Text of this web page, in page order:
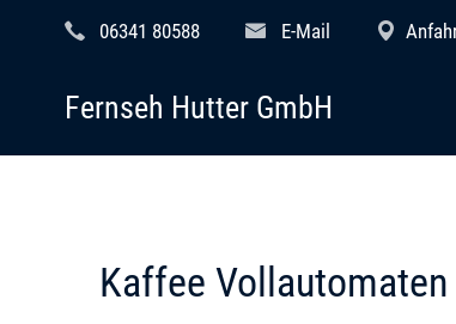
06341 80588 E-Mail
Fernseh Hutter GmbH
Kaffee Vollautomaten